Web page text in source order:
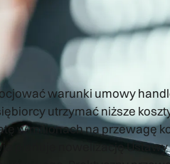
warunki umowy
utrzymać niższe
w milionach na przewagę
planuje nowelizację